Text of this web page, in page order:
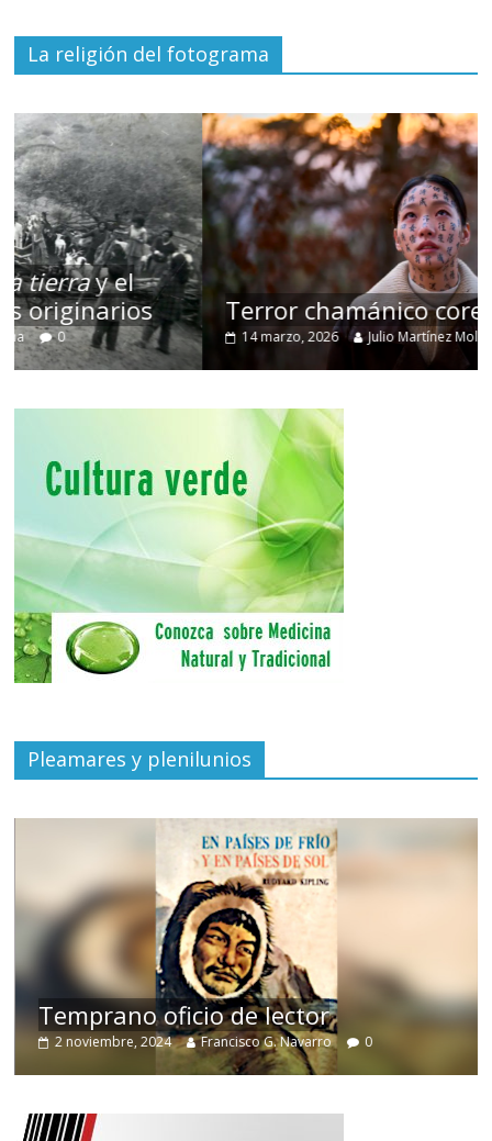
La religión del fotograma
Terror chamánico coreano
14 marzo, 2026 Julio Martínez Molina 0
Pleamares y plenilunios
Temprano oficio de lector
2 noviembre, 2024 Francisco G. Navarro 0